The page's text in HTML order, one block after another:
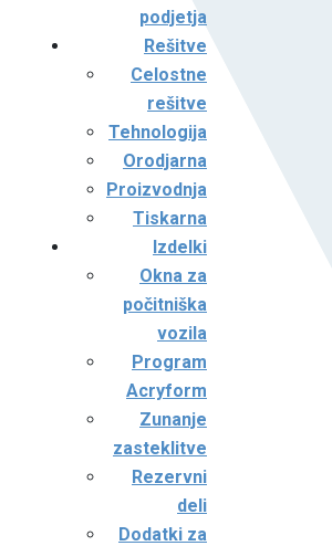
podjetja
Rešitve
Celostne
rešitve
Tehnologija
Orodjarna
Proizvodnja
Tiskarna
Izdelki
Okna za
počitniška
vozila
Program
Acryform
Zunanje
zasteklitve
Rezervni
deli
Dodatki za